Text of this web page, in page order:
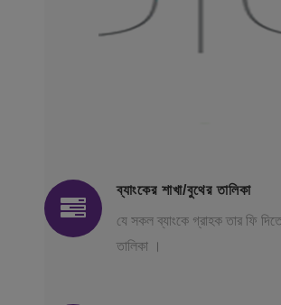
ব্যাংকের শাখা/বুথের তালিকা
যে সকল ব্যাংকে গ্রাহক তার ফি
তালিকা ।